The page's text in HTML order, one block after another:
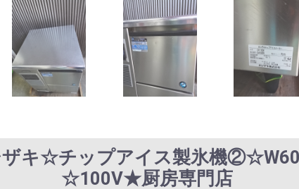
ザキ☆チップアイス製氷機
☆100V★厨房専門店